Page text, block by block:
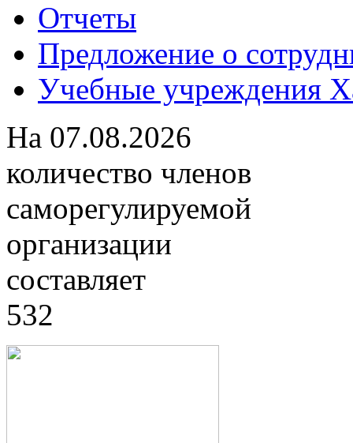
Отчеты
Предложение о
Учебные учреждения
На 07.08.2026
количество членов
саморегулируемой
организации
составляет
532